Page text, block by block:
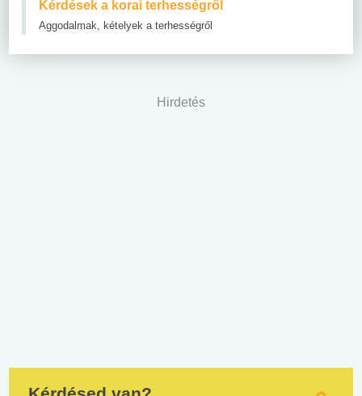
Kérdések a korai terhességről
Aggodalmak, kételyek a terhességről
Hirdetés